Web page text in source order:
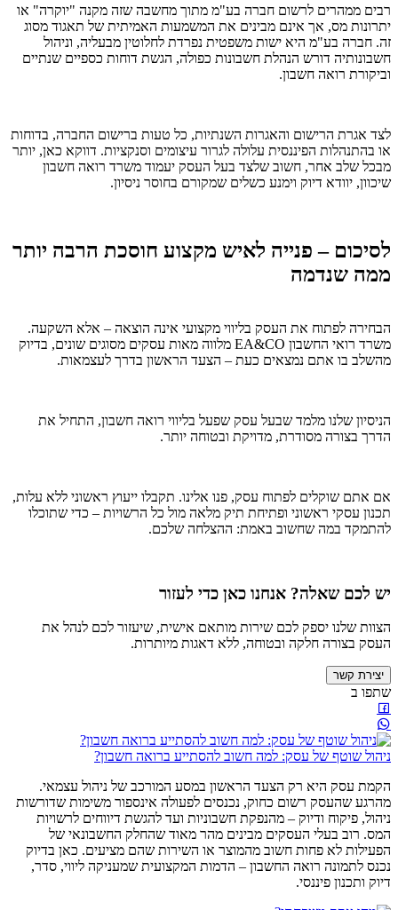
רבים ממהרים לרשום חברה בע"מ מתוך מחשבה שזה מקנה "יוקרה" או
יתרונות מס, אך אינם מבינים את המשמעות האמיתית של תאגוד מסוג
זה. חברה בע"מ היא ישות משפטית נפרדת לחלוטין מבעליה, וניהול
חשבונותיה דורש הנהלת חשבונות כפולה, הגשת דוחות כספיים שנתיים
וביקורת רואה חשבון.
לצד אגרת הרישום והאגרות השנתיות, כל טעות ברישום החברה, בדוחות
או בהתנהלות הפיננסית עלולה לגרור עיצומים וסנקציות. דווקא כאן, יותר
מבכל שלב אחר, חשוב שלצד בעל העסק יעמוד משרד רואה חשבון
שיכוון, יוודא דיוק וימנע כשלים שמקורם בחוסר ניסיון.
לסיכום – פנייה לאיש מקצוע חוסכת הרבה יותר
ממה שנדמה
הבחירה לפתוח את העסק בליווי מקצועי אינה הוצאה – אלא השקעה.
משרד רואי החשבון EA&CO מלווה מאות עסקים מסוגים שונים, בדיוק
מהשלב בו אתם נמצאים כעת – הצעד הראשון בדרך לעצמאות.
הניסיון שלנו מלמד שבעל עסק שפעל בליווי רואה חשבון, התחיל את
הדרך בצורה מסודרת, מדויקת ובטוחה יותר.
אם אתם שוקלים לפתוח עסק, פנו אלינו. תקבלו ייעוץ ראשוני ללא עלות,
תכנון עסקי ראשוני ופתיחת תיק מלאה מול כל הרשויות – כדי שתוכלו
להתמקד במה שחשוב באמת: ההצלחה שלכם.
יש לכם שאלה? אנחנו כאן כדי לעזור
הצוות שלנו יספק לכם שירות מותאם אישית, שיעזור לכם לנהל את
העסק בצורה חלקה ובטוחה, ללא דאגות מיותרות.
יצירת קשר
שתפו ב
ניהול שוטף של עסק: למה חשוב להסתייע ברואה חשבון?
הקמת עסק היא רק הצעד הראשון במסע המורכב של ניהול עצמאי.
מהרגע שהעסק רשום כחוק, נכנסים לפעולה אינספור משימות שדורשות
ניהול, פיקוח ודיוק – מהנפקת חשבוניות ועד להגשת דיווחים לרשויות
המס. רוב בעלי העסקים מבינים מהר מאוד שהחלק החשבונאי של
הפעילות לא פחות חשוב מהמוצר או השירות שהם מציעים. כאן בדיוק
נכנס לתמונה רואה החשבון – הדמות המקצועית שמעניקה ליווי, סדר,
דיוק ותכנון פיננסי.